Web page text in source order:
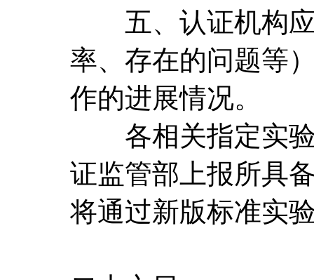
五、认证机构应
率、存在的问题等
作的进展情况。
各相关指定实验
证监管部上报所具
将通过新版标准实